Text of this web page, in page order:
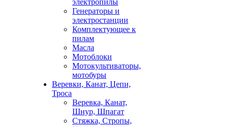
электропилы
Генераторы и
электростанции
Комплектующее к
пилам
Масла
Мотоблоки
Мотокультиваторы,
мотобуры
Веревки, Канат, Цепи,
Троса
Веревка, Канат,
Шнур, Шпагат
Стяжка, Стропы,